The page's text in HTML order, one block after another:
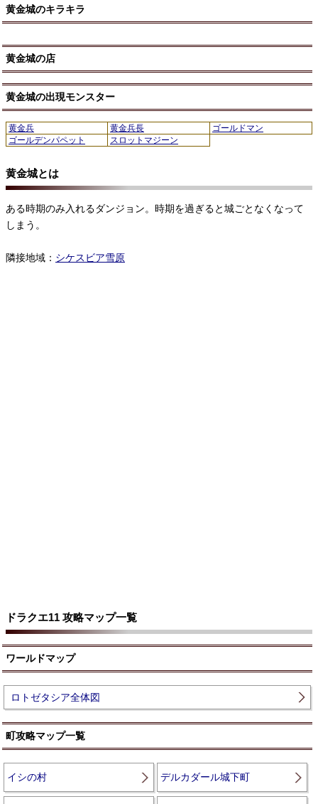
黄金城のキラキラ
黄金城の店
黄金城の出現モンスター
黄金兵 黄金兵長
ゴールドマン
ゴールデンパペット
スロットマジーン
黄金城とは
ある時期のみ入れるダンジョン。時期を過ぎると城ごとなくなって
しまう。
隣接地域： シケスビア雪原
ドラクエ11 攻略マップ一覧
ワールドマップ
ロトゼタシア全体図
町攻略マップ一覧
イシの村 デルカダール城下町